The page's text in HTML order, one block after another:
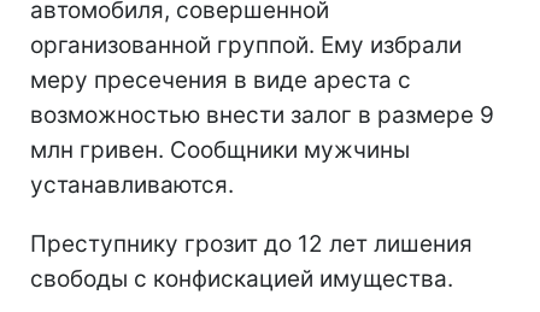
автомобиля, совершенной
организованной группой. Ему избрали
меру пресечения в виде ареста с
возможностью внести залог в размере 9
млн гривен. Сообщники мужчины
устанавливаются.
Преступнику грозит до 12 лет лишения
свободы с конфискацией имущества.